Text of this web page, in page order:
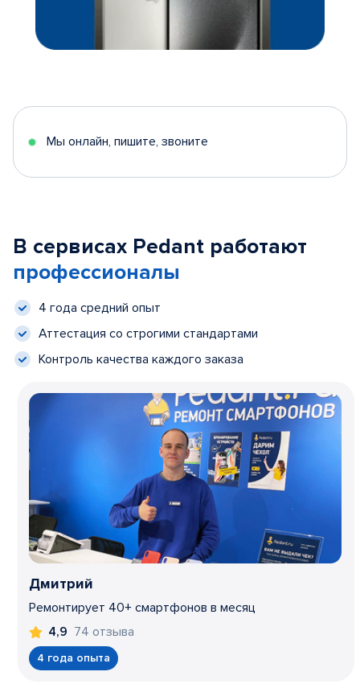
Мы онлайн, пишите, звоните
В сервисах Pedant работают
профессионалы
4 года средний опыт
Аттестация со строгими стандартами
Контроль качества каждого заказа
Дмитрий
Ремонтирует 40+ смартфонов в месяц
4,9 74 отзыва
4 года опыта